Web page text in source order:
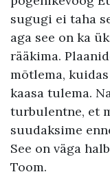
sugugi ei taha
aga see on ka
rääkima.
mõtlema,
kaasa tulema.
turbulentne, et
suudaksime
See on väga
Toom.